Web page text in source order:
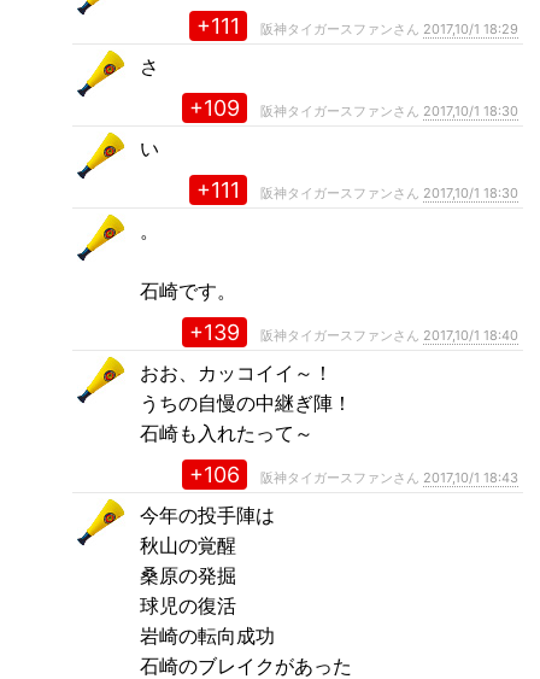
+111 阪神タイガースファンさん 2017,10/1 18:29
さ
+109 阪神タイガースファンさん 2017,10/1 18:30
い
+111 阪神タイガースファンさん 2017,10/1 18:30
。
石崎です。
+139 阪神タイガースファンさん 2017,10/1 18:40
おお、カッコイイ～！
うちの自慢の中継ぎ陣！
石崎も入れたって～
+106 阪神タイガースファンさん 2017,10/1 18:43
今年の投手陣は
秋山の覚醒
桑原の発掘
球児の復活
岩崎の転向成功
石崎のブレイクがあった